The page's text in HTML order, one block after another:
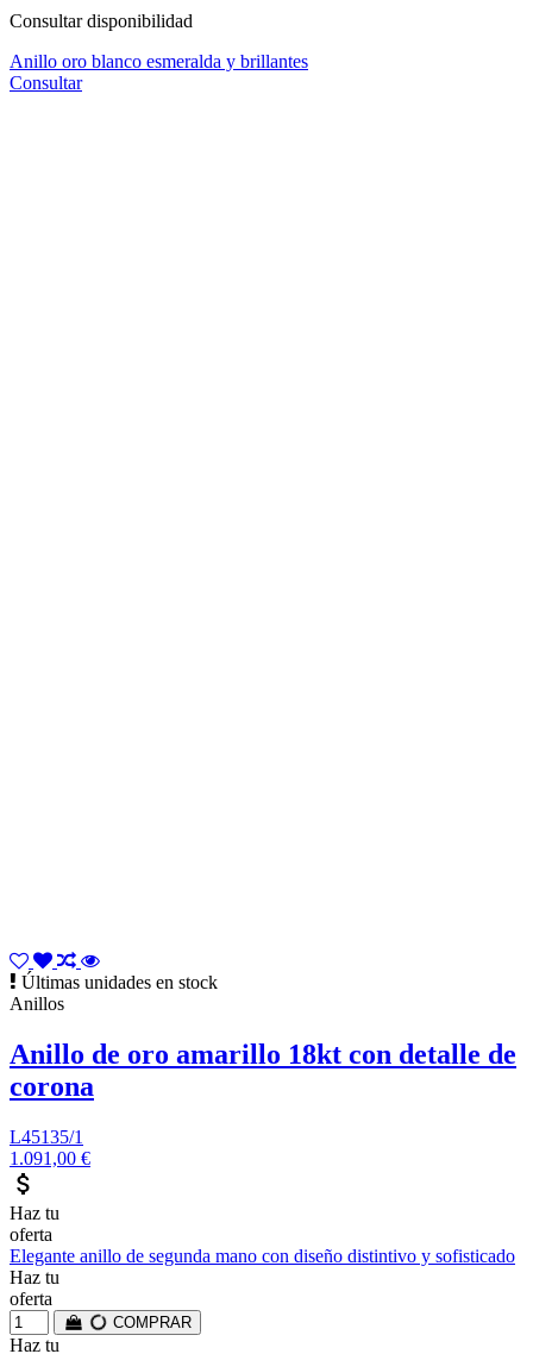
Consultar disponibilidad
Anillo oro blanco esmeralda y brillantes
Consultar
Últimas unidades en stock
Anillos
Anillo de oro amarillo 18kt con detalle de
corona
L45135/1
1.091,00 €
attach_money
Haz tu
oferta
Elegante anillo de segunda mano con diseño distintivo y sofisticado
Haz tu
oferta
COMPRAR
Haz tu